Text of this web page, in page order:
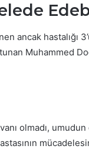
ancak hastalığı
Muhammed
olmadı,